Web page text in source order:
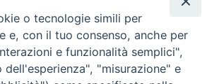
sociali
– 70056 Molfetta (BA)
o tecnologie simili per
e, con il tuo consenso, anche per
e funzionalità semplici",
dell'esperienza", "misurazione" e